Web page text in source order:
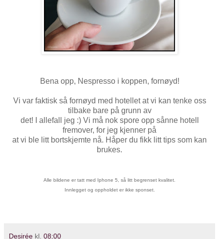
Bena opp, Nespresso i koppen, fornøyd!
Vi var faktisk så fornøyd med hotellet at vi kan tenke oss
tilbake bare på grunn av
det! I allefall jeg :) Vi må nok spore opp sånne hotell
fremover, for jeg kjenner på
at vi ble litt bortskjemte nå. Håper du fikk litt tips som kan
brukes.
Alle bildene er tatt med Iphone 5, så litt begrenset kvalitet.
Innlegget og oppholdet er ikke sponset.
Desirée kl. 08:00